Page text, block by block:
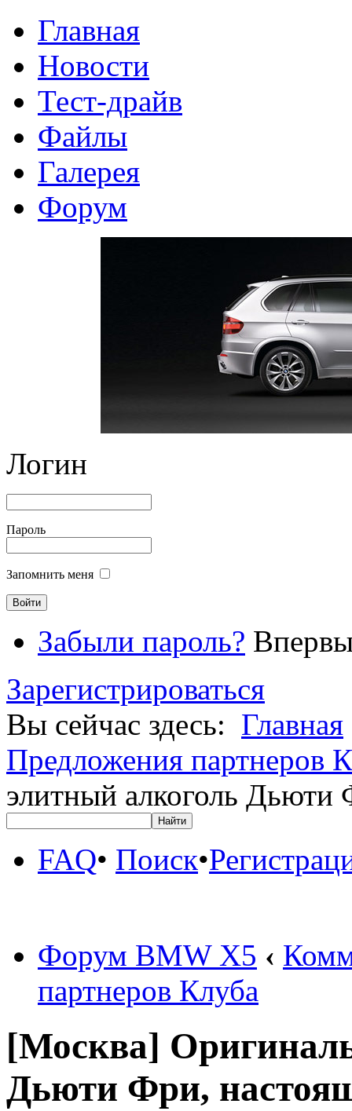
Главная
Новости
Тест-драйв
Файлы
Галерея
Форум
Логин
Пароль
Запомнить меня
Забыли пароль?
Зарегистрироваться
Вы сейчас здесь: Главная
Предложения партнеров
элитный алкоголь
FAQ• Поиск•
Форум BMW X5 ‹
партнеров Клуба
[Москва]
Дьюти Фри,